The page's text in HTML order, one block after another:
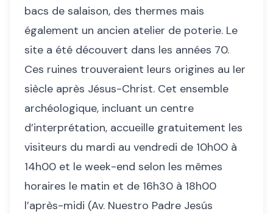
bacs de salaison, des thermes mais
également un ancien atelier de poterie. Le
site a été découvert dans les années 70.
Ces ruines trouveraient leurs origines au Ier
siècle après Jésus-Christ. Cet ensemble
archéologique, incluant un centre
d’interprétation, accueille gratuitement les
visiteurs du mardi au vendredi de 10h00 à
14h00 et le week-end selon les mêmes
horaires le matin et de 16h30 à 18h00
l’après-midi (Av. Nuestro Padre Jesús